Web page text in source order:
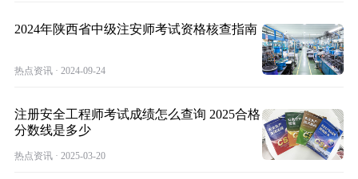
2024年陕西省中级注安师考试资格核查指南
热点资讯 · 2024-09-24
注册安全工程师考试成绩怎么查询 2025合格
分数线是多少
热点资讯 · 2025-03-20